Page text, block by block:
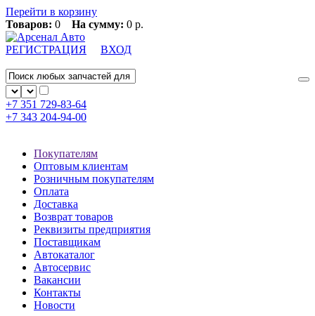
Перейти в корзину
Товаров: 0 На сумму: 0 р.
РЕГИСТРАЦИЯ ВХОД
+7 351 729-83-64
+7 343 204-94-00
Покупателям
Оптовым клиентам
Розничным покупателям
Оплата
Доставка
Возврат товаров
Реквизиты предприятия
Поставщикам
Автокаталог
Автосервис
Вакансии
Контакты
Новости